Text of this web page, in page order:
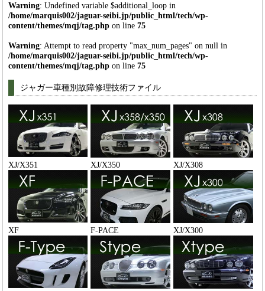
Warning: Undefined variable $additional_loop in
/home/marquis002/jaguar-seibi.jp/public_html/tech/wp-
content/themes/mqj/tag.php on line75
Warning: Attempt to read property "max_num_pages" on null in
/home/marquis002/jaguar-seibi.jp/public_html/tech/wp-
content/themes/mqj/tag.php on line75
ジャガー車種別故障修理技術ファイル
XJ/X351 XJ/X350 XJ/X308
XF F-PACE XJ/X300